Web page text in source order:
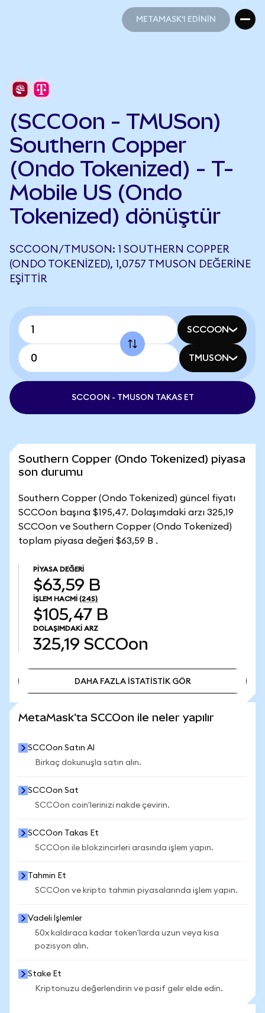
METAMASK'I EDİNİN
(SCCOon - TMUSon)
Southern Copper
(Ondo Tokenized) - T-
Mobile US (Ondo
Tokenized) dönüştür
SCCOON/TMUSON: 1 SOUTHERN COPPER
(ONDO TOKENIZED), 1,0757 TMUSON DEĞERINE
EŞITTIR
SCCOON
TMUSON
SCCOON - TMUSON TAKAS ET
Southern Copper (Ondo Tokenized) piyasa
son durumu
Southern Copper (Ondo Tokenized) güncel fiyatı
SCCOon başına $195,47. Dolaşımdaki arzı 325,19
SCCOon ve Southern Copper (Ondo Tokenized)
toplam piyasa değeri $63,59 B .
PIYASA DEĞERI
$63,59 B
İŞLEM HACMI (24S)
$105,47 B
DOLAŞIMDAKI ARZ
325,19 SCCOon
DAHA FAZLA İSTATİSTİK GÖR
MetaMask'ta SCCOon ile neler yapılır
SCCOon Satın Al
Birkaç dokunuşla satın alın.
SCCOon Sat
SCCOon coin'lerinizi nakde çevirin.
SCCOon Takas Et
SCCOon ile blokzincirleri arasında işlem yapın.
Tahmin Et
SCCOon ve kripto tahmin piyasalarında işlem yapın.
Vadeli İşlemler
50x kaldıraca kadar token'larda uzun veya kısa
pozisyon alın.
Stake Et
Kriptonuzu değerlendirin ve pasif gelir elde edin.